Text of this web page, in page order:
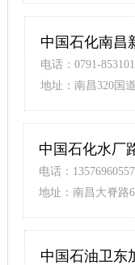
中国石化南昌
电话：0791-
地址：南昌320国
中国石化水厂
电话：13576960557
地址：南昌大脊路
中国石油卫东